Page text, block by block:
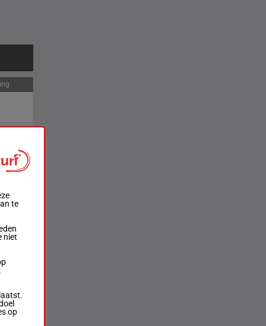
te
niet
op